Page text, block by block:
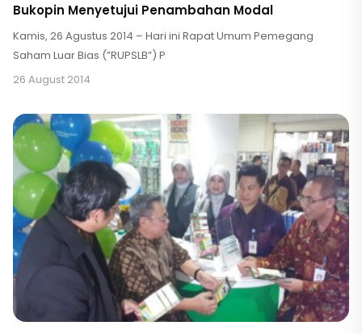
Bukopin Menyetujui Penambahan Modal
Kamis, 26 Agustus 2014 – Hari ini Rapat Umum Pemegang
Saham Luar Bias (”RUPSLB”) P
26 August 2014